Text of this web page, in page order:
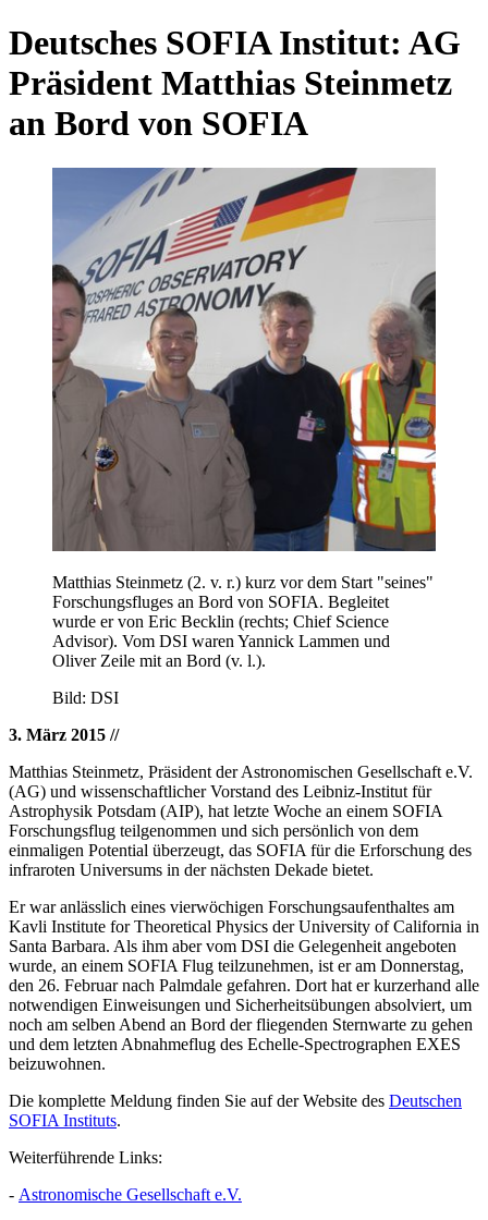
Deutsches SOFIA Institut: AG
Präsident Matthias Steinmetz
an Bord von SOFIA
Matthias Steinmetz (2. v. r.) kurz vor dem Start "seines"
Forschungsfluges an Bord von SOFIA. Begleitet
wurde er von Eric Becklin (rechts; Chief Science
Advisor). Vom DSI waren Yannick Lammen und
Oliver Zeile mit an Bord (v. l.).
Bild: DSI
3. März 2015 //
Matthias Steinmetz, Präsident der Astronomischen Gesellschaft e.V.
(AG) und wissenschaftlicher Vorstand des Leibniz-Institut für
Astrophysik Potsdam (AIP), hat letzte Woche an einem SOFIA
Forschungsflug teilgenommen und sich persönlich von dem
einmaligen Potential überzeugt, das SOFIA für die Erforschung des
infraroten Universums in der nächsten Dekade bietet.
Er war anlässlich eines vierwöchigen Forschungsaufenthaltes am
Kavli Institute for Theoretical Physics der University of California in
Santa Barbara. Als ihm aber vom DSI die Gelegenheit angeboten
wurde, an einem SOFIA Flug teilzunehmen, ist er am Donnerstag,
den 26. Februar nach Palmdale gefahren. Dort hat er kurzerhand alle
notwendigen Einweisungen und Sicherheitsübungen absolviert, um
noch am selben Abend an Bord der fliegenden Sternwarte zu gehen
und dem letzten Abnahmeflug des Echelle-Spectrographen EXES
beizuwohnen.
Die komplette Meldung finden Sie auf der Website des Deutschen
SOFIA Instituts.
Weiterführende Links:
- Astronomische Gesellschaft e.V.